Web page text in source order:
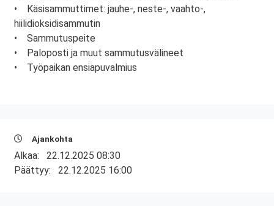
• Käsisammuttimet: jauhe-, neste-, vaahto-,
hiilidioksidisammutin
• Sammutuspeite
• Paloposti ja muut sammutusvälineet
• Työpaikan ensiapuvalmius
Ajankohta
Alkaa: 22.12.2025 08:30
Päättyy: 22.12.2025 16:00